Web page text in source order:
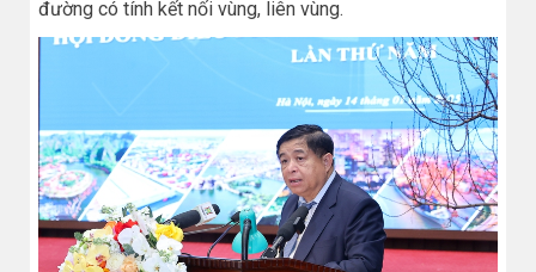
đường có tính kết nối vùng, liên vùng.